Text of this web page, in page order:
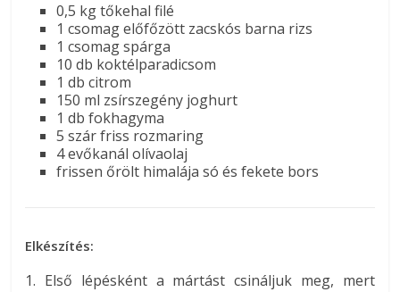
0,5 kg tőkehal filé
1 csomag előfőzött zacskós barna rizs
1 csomag spárga
10 db koktélparadicsom
1 db citrom
150 ml zsírszegény joghurt
1 db fokhagyma
5 szár friss rozmaring
4 evőkanál olívaolaj
frissen őrölt himalája só és fekete bors
Elkészítés:
1. Első lépésként a mártást csináljuk meg, mert